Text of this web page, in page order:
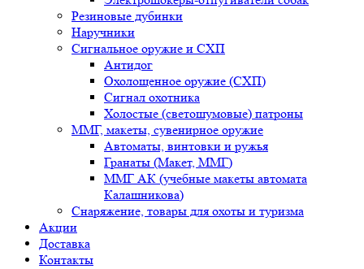
Резиновые дубинки
Наручники
Сигнальное оружие и СХП
Антидог
Охолощенное оружие (СХП)
Сигнал охотника
Холостые (светошумовые) патроны
ММГ, макеты, сувенирное оружие
Автоматы, винтовки и ружья
Гранаты (Макет, ММГ)
ММГ АК (учебные макеты автомата
Калашникова)
Снаряжение, товары для охоты и туризма
Акции
Доставка
Контакты